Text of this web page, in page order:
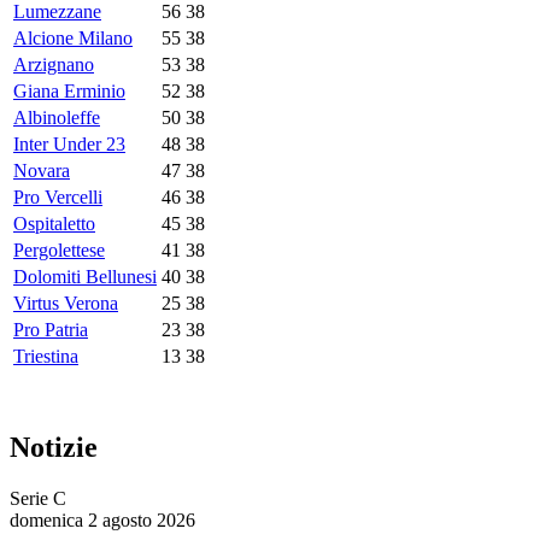
Lumezzane
56 38
Alcione Milano
55 38
Arzignano
53 38
Giana Erminio
52 38
Albinoleffe
50 38
Inter Under 23
48 38
Novara
47 38
Pro Vercelli
46 38
Ospitaletto
45 38
Pergolettese
41 38
Dolomiti Bellunesi 40 38
Virtus Verona
25 38
Pro Patria
23 38
Triestina
13 38
Notizie
Serie C
domenica 2 agosto 2026